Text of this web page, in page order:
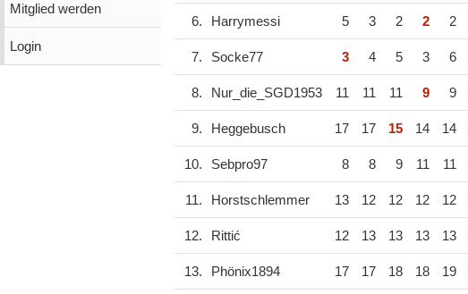
Mitglied werden
Login
6. Harrymessi 5 3 2 2 2
7. Socke77 3 4 5 3 6
8. Nur_die_SGD1953 11 11 11 9 9
9. Heggebusch 17 17 15 14 14
10. Sebpro97 8 8 9 11 11
11. Horstschlemmer 13 12 12 12 12
12. Rittić 12 13 13 13 13
13. Phönix1894 17 17 18 18 19